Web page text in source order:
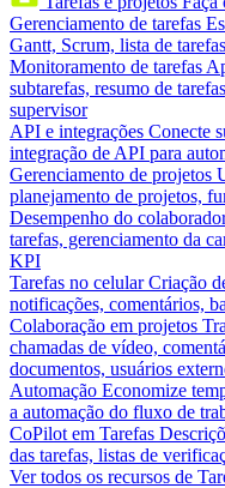
Gerenciamento de tarefas
Gantt, Scrum, lista de tarefas
Monitoramento de tarefas
subtarefas, resumo de
supervisor
API e integrações Conecte
integração de API para
Gerenciamento de projetos
planejamento de projetos,
Desempenho do
tarefas, gerenciamento da
KPI
Tarefas no celular Criação
notificações, comentários,
Colaboração em projetos
chamadas de vídeo,
documentos, usuários
Automação Economize
a automação do fluxo de
CoPilot em Tarefas
das tarefas, listas de
Ver todos os recursos de